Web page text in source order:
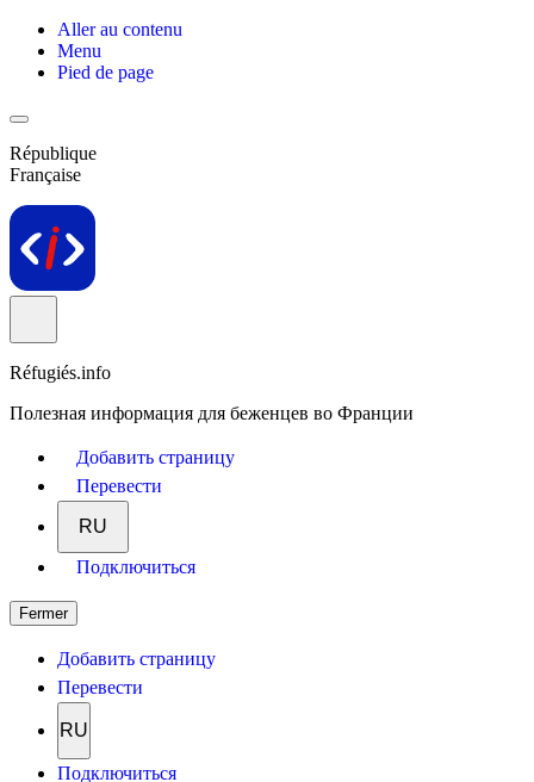
Aller au contenu
Menu
Pied de page
République
Française
Réfugiés.info
Полезная информация для беженцев во Франции
Добавить страницу
Перевести
RU
Подключиться
Fermer
Добавить страницу
Перевести
RU
Подключиться